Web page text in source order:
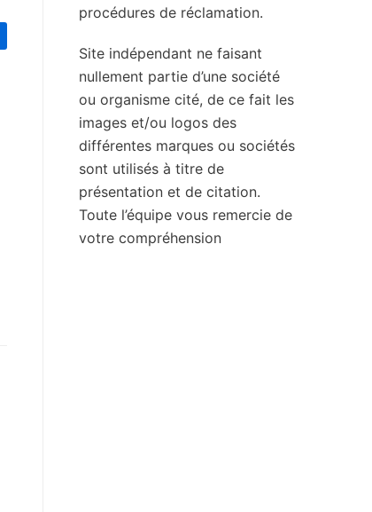
procédures de réclamation.
Site indépendant ne faisant
nullement partie d’une société
ou organisme cité, de ce fait les
images et/ou logos des
différentes marques ou sociétés
sont utilisés à titre de
présentation et de citation.
Toute l’équipe vous remercie de
votre compréhension